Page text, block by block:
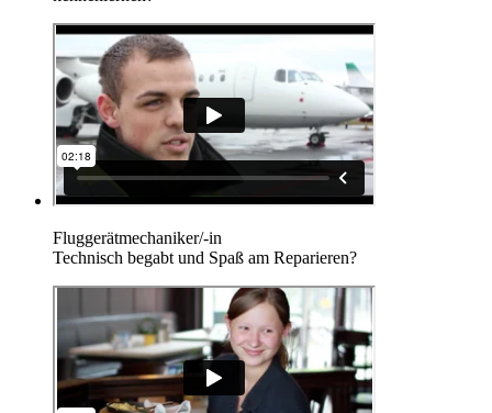
Fluggerätmechaniker/-in
Technisch begabt und Spaß am Reparieren?